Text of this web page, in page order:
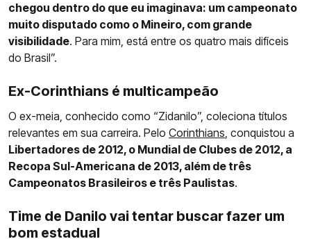
chegou dentro do que eu imaginava: um campeonato
muito disputado como o Mineiro, com grande
visibilidade. Para mim, está entre os quatro mais difíceis
do Brasil”.
Ex-Corinthians é multicampeão
O ex-meia, conhecido como “Zidanilo”, coleciona títulos
relevantes em sua carreira. Pelo Corinthians, conquistou a
Libertadores de 2012, o Mundial de Clubes de 2012, a
Recopa Sul-Americana de 2013, além de três
Campeonatos Brasileiros e três Paulistas.
Time de Danilo vai tentar buscar fazer um
bom estadual